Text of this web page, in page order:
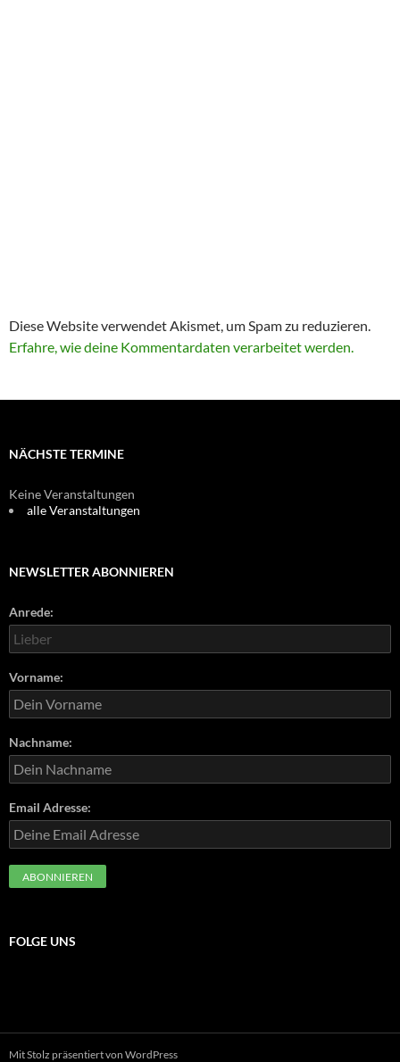
Diese Website verwendet Akismet, um Spam zu reduzieren.
Erfahre, wie deine Kommentardaten verarbeitet werden.
NÄCHSTE TERMINE
Keine Veranstaltungen
alle Veranstaltungen
NEWSLETTER ABONNIEREN
Anrede:
Vorname:
Nachname:
Email Adresse:
FOLGE UNS
Mit Stolz präsentiert von WordPress